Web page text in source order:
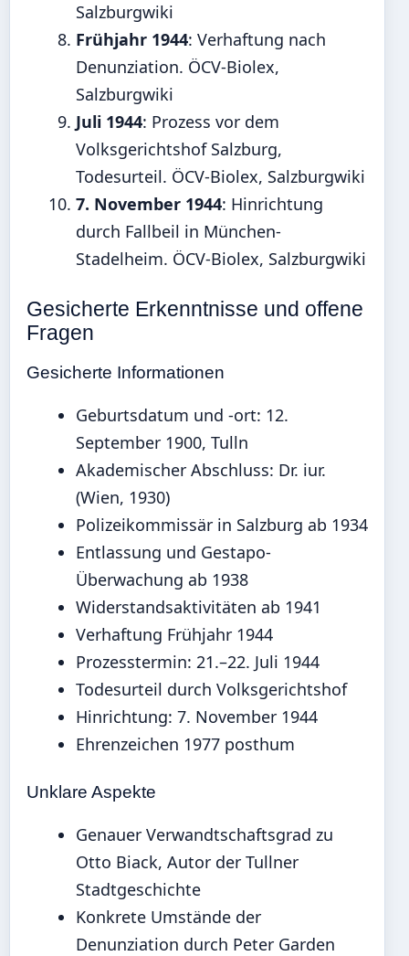
Salzburgwiki
Frühjahr 1944: Verhaftung nach
Denunziation. ÖCV-Biolex,
Salzburgwiki
Juli 1944: Prozess vor dem
Volksgerichtshof Salzburg,
Todesurteil. ÖCV-Biolex, Salzburgwiki
7. November 1944: Hinrichtung
durch Fallbeil in München-
Stadelheim. ÖCV-Biolex, Salzburgwiki
Gesicherte Erkenntnisse und offene
Fragen
Gesicherte Informationen
Geburtsdatum und -ort: 12.
September 1900, Tulln
Akademischer Abschluss: Dr. iur.
(Wien, 1930)
Polizeikommissär in Salzburg ab 1934
Entlassung und Gestapo-
Überwachung ab 1938
Widerstandsaktivitäten ab 1941
Verhaftung Frühjahr 1944
Prozesstermin: 21.–22. Juli 1944
Todesurteil durch Volksgerichtshof
Hinrichtung: 7. November 1944
Ehrenzeichen 1977 posthum
Unklare Aspekte
Genauer Verwandtschaftsgrad zu
Otto Biack, Autor der Tullner
Stadtgeschichte
Konkrete Umstände der
Denunziation durch Peter Garden